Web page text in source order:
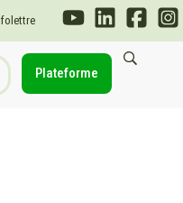
Plateforme